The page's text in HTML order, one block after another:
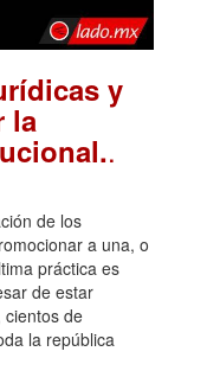
y
la
.
de los
a una, o
práctica es
de estar
cientos de
la república